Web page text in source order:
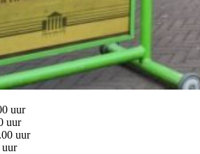
uur
uur
uur
uur